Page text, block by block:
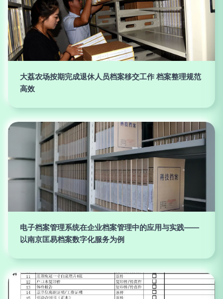
大荔农场按期完成退休人员档案移交工作 档案整理规范
高效
电子档案管理系统在企业档案管理中的应用与实践——
以南京匡易档案数字化服务为例